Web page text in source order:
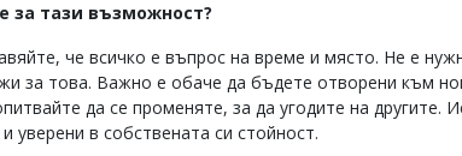
за тази възможност?
че всичко е въпрос на време и място. Не е
за това. Важно е обаче да бъдете отворени към
да се променяте, за да угодите на другите.
уверени в собствената си стойност.